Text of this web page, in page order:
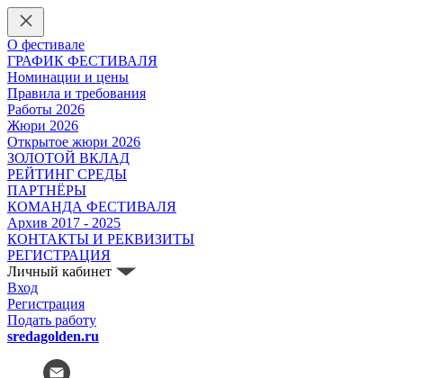
О фестивале
ГРАФИК ФЕСТИВАЛЯ
Номинации и цены
Правила и требования
Работы 2026
Жюри 2026
Открытое жюри 2026
ЗОЛОТОЙ ВКЛАД
РЕЙТИНГ СРЕДЫ
ПАРТНЁРЫ
КОМАНДА ФЕСТИВАЛЯ
Архив 2017 - 2025
КОНТАКТЫ И РЕКВИЗИТЫ
РЕГИСТРАЦИЯ
Личный кабинет
Вход
Регистрация
Подать работу
sredagolden.ru